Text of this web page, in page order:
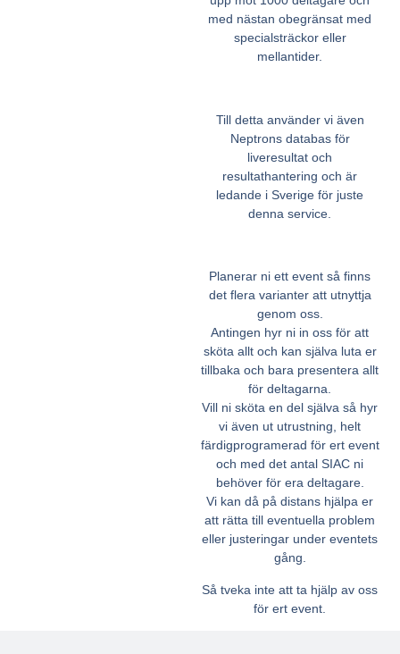
med nästan obegränsat med
specialsträckor eller
mellantider.
Till detta använder vi även
Neptrons databas för
liveresultat och
resultathantering och är
ledande i Sverige för juste
denna service.
Planerar ni ett event så finns
det flera varianter att utnyttja
genom oss.
Antingen hyr ni in oss för att
sköta allt och kan själva luta er
tillbaka och bara presentera allt
för deltagarna.
Vill ni sköta en del själva så hyr
vi även ut utrustning, helt
färdigprogramerad för ert event
och med det antal SIAC ni
behöver för era deltagare.
Vi kan då på distans hjälpa er
att rätta till eventuella problem
eller justeringar under eventets
gång.
Så tveka inte att ta hjälp av oss
för ert event.